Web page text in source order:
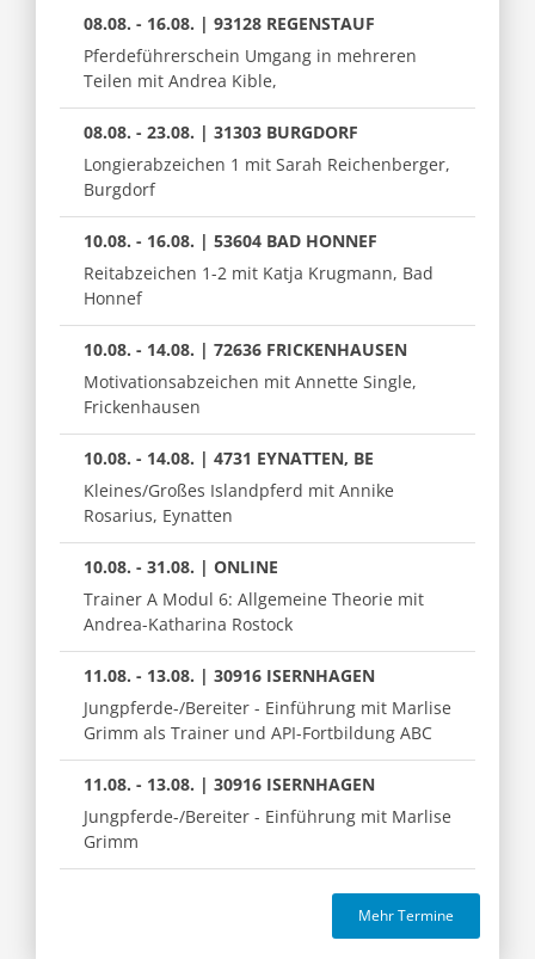
08.08. - 16.08. | 93128 REGENSTAUF
Pferdeführerschein Umgang in mehreren
Teilen mit Andrea Kible,
08.08. - 23.08. | 31303 BURGDORF
Longierabzeichen 1 mit Sarah Reichenberger,
Burgdorf
10.08. - 16.08. | 53604 BAD HONNEF
Reitabzeichen 1-2 mit Katja Krugmann, Bad
Honnef
10.08. - 14.08. | 72636 FRICKENHAUSEN
Motivationsabzeichen mit Annette Single,
Frickenhausen
10.08. - 14.08. | 4731 EYNATTEN, BE
Kleines/Großes Islandpferd mit Annike
Rosarius, Eynatten
10.08. - 31.08. | ONLINE
Trainer A Modul 6: Allgemeine Theorie mit
Andrea-Katharina Rostock
11.08. - 13.08. | 30916 ISERNHAGEN
Jungpferde-/Bereiter - Einführung mit Marlise
Grimm als Trainer und API-Fortbildung ABC
11.08. - 13.08. | 30916 ISERNHAGEN
Jungpferde-/Bereiter - Einführung mit Marlise
Grimm
Mehr Termine